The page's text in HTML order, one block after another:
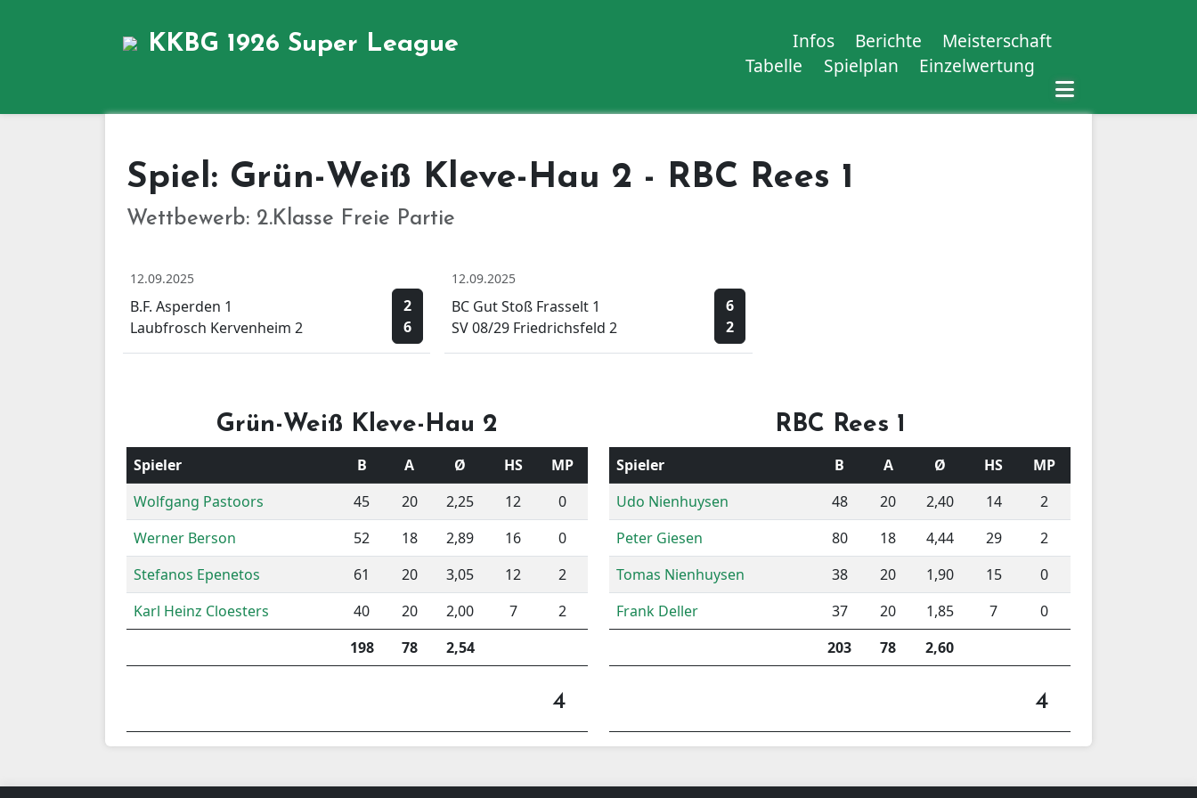
KKBG 1926 Super League Infos Berichte
Meisterschaft
Tabelle
Spielplan Einzelwertung
Spiel: Grün-Weiß Kleve-Hau 2 - RBC Rees 1
Wettbewerb: 2.Klasse Freie Partie
12.09.2025
B.F. Asperden 1
Laubfrosch Kervenheim 2
2
6
12.09.2025
BC Gut Stoß Frasselt 1
SV 08/29 Friedrichsfeld 2
6
2
Grün-Weiß Kleve-Hau 2
Spieler B A Ø HS
MP
Wolfgang Pastoors
45 20 2,25 12
0
Werner Berson
52 18 2,89 16
0
Stefanos Epenetos
61 20 3,05 12
2
Karl Heinz Cloesters
40 20 2,00 7
2
198
78 2,54
4
RBC Rees 1
Spieler B A Ø HS
MP
Udo Nienhuysen
48 20 2,40 14
2
Peter Giesen
80 18 4,44 29
2
Tomas Nienhuysen
38 20 1,90 15
0
Frank Deller
37 20 1,85 7
0
203
78 2,60
4